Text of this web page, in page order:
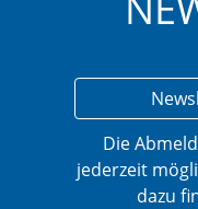
Die
jederzeit
dazu